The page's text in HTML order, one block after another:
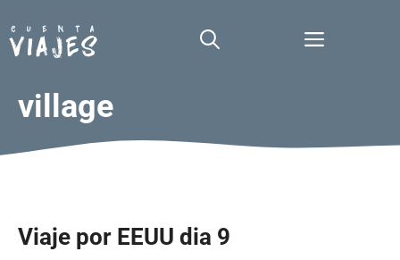
al
contenido
Menú
village
Viaje por EEUU dia 9